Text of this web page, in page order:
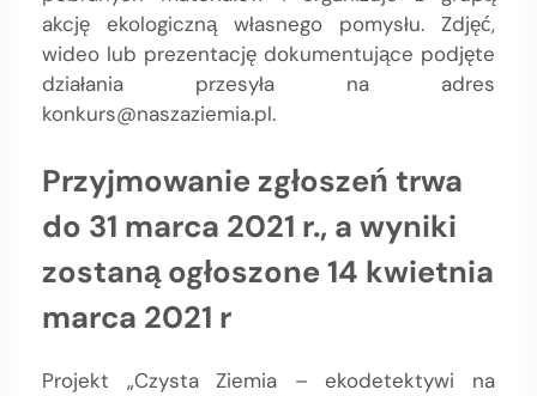
akcję ekologiczną własnego pomysłu. Zdjęć,
wideo lub prezentację dokumentujące podjęte
działania przesyła na adres
konkurs@naszaziemia.pl.
Przyjmowanie zgłoszeń trwa
do 31 marca 2021 r., a wyniki
zostaną ogłoszone 14 kwietnia
marca 2021 r
Projekt „Czysta Ziemia – ekodetektywi na